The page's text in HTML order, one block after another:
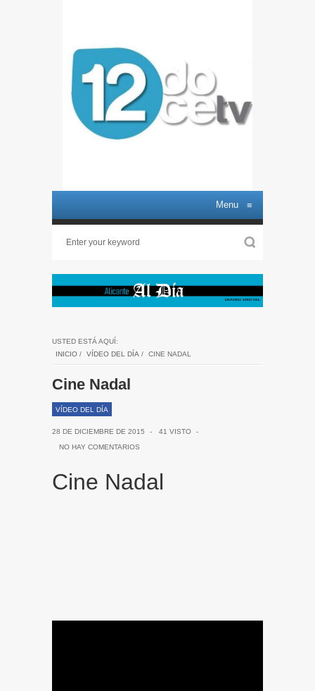
Menu ≡
USTED ESTÁ AQUÍ:
INICIO / VÍDEO DEL DÍA / CINE NADAL
Cine Nadal
VÍDEO DEL DÍA
28 DE DICIEMBRE DE 2015 - 41 VISTO
-
NO HAY COMENTARIOS
Cine Nadal